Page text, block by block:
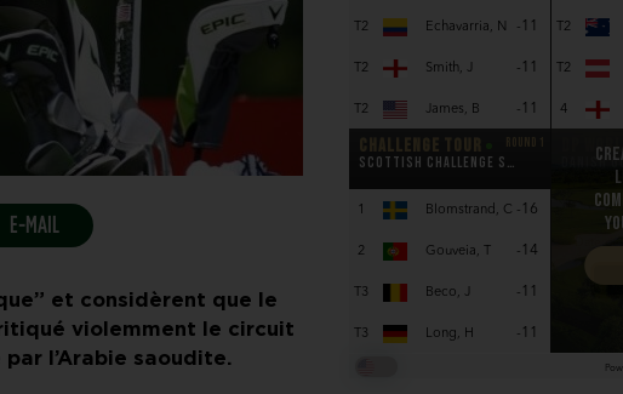
E-MAIL
et considèrent que le
violemment le circuit
l’Arabie saoudite.